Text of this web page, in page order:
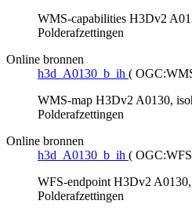
WMS-capabilities H3Dv2
Polderafzettingen
Online bronnen
h3d_A0130_b_ih (
WMS-map H3Dv2 A0130,
Polderafzettingen
Online bronnen
h3d_A0130_b_ih ( OGC:WFS
WFS-endpoint H3Dv2 A0130,
Polderafzettingen